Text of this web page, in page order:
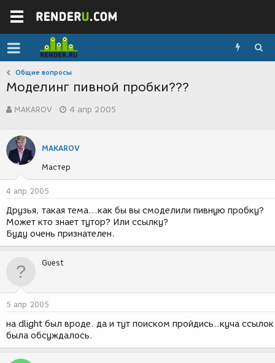
Общие вопросы
Моделинг пивной пробки???
в
о
р
е
м
ы
MAKAROV
а
с
з
д
и
я
4 апр 2005
MAKAROV
Мастер
4 апр 2005
Друзья, такая тема...как бы вы смоделили пивную пробку?
Может кто знает тутор? Или ссылку?
Буду очень признателен.
Guest
5 апр 2005
на dlight был вроде. да и тут поиском пройдись..куча ссылок
была обсуждалось.